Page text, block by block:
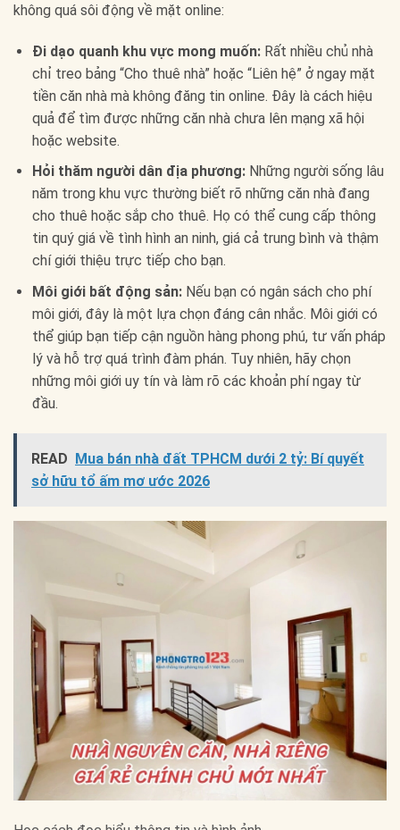
không quá sôi động về mặt online:
Đi dạo quanh khu vực mong muốn:Rất nhiều chủ nhà
chỉ treo bảng “Cho thuê nhà” hoặc “Liên hệ” ở ngay mặt
tiền căn nhà mà không đăng tin online. Đây là cách hiệu
quả để tìm được những căn nhà chưa lên mạng xã hội
hoặc website.
Hỏi thăm người dân địa phương:Những người sống lâu
năm trong khu vực thường biết rõ những căn nhà đang
cho thuê hoặc sắp cho thuê. Họ có thể cung cấp thông
tin quý giá về tình hình an ninh, giá cả trung bình và thậm
chí giới thiệu trực tiếp cho bạn.
Môi giới bất động sản:Nếu bạn có ngân sách cho phí
môi giới, đây là một lựa chọn đáng cân nhắc. Môi giới có
thể giúp bạn tiếp cận nguồn hàng phong phú, tư vấn pháp
lý và hỗ trợ quá trình đàm phán. Tuy nhiên, hãy chọn
những môi giới uy tín và làm rõ các khoản phí ngay từ
đầu.
READ Mua bán nhà đất TPHCM dưới 2 tỷ: Bí quyết
sở hữu tổ ấm mơ ước 2026